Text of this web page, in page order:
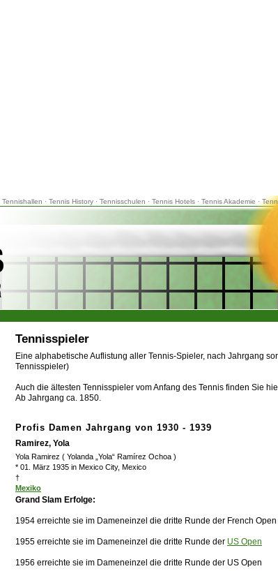
Tennishallen · Tennis History· Tennisschulen · Tennis Hotels · Tennis Akademie ·
Tennisspieler
Eine alphabetische Auflistung aller Tennis-Spieler, nach Jahrgang
Tennisspieler)
Auch die ältesten Tennisspieler vom Anfang des Tennis finden Sie
Ab Jahrgang ca. 1850.
Profis Damen Jahrgang von 1930 - 1939
Ramirez, Yola
Yola Ramirez ( Yolanda „Yola“ Ramírez Ochoa )
* 01. März 1935 in Mexico City, Mexico
†
Mexiko
Grand Slam Erfolge:
1954 erreichte sie im Dameneinzel die dritte Runde der French Open
1955 erreichte sie im Dameneinzel die dritte Runde der US Open
1956 erreichte sie im Dameneinzel die dritte Runde der US Open